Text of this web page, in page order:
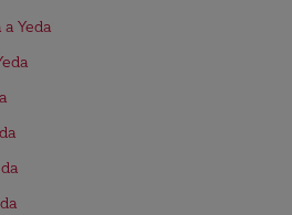
Yeda